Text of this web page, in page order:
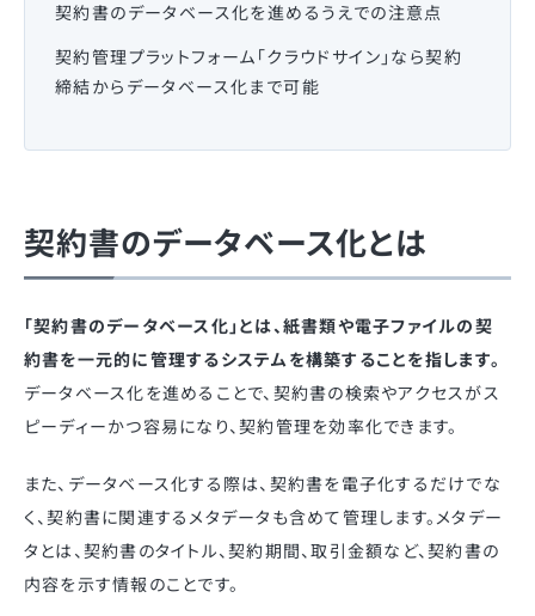
契約書のデータベース化を進めるうえでの注意点
契約管理プラットフォーム「クラウドサイン」なら契約
締結からデータベース化まで可能
契約書のデータベース化とは
「契約書のデータベース化」とは、紙書類や電子ファイルの契
約書を一元的に管理するシステムを構築することを指します。
データベース化を進めることで、契約書の検索やアクセスがス
ピーディーかつ容易になり、契約管理を効率化できます。
また、データベース化する際は、契約書を電子化するだけでな
く、契約書に関連するメタデータも含めて管理します。メタデー
タとは、契約書のタイトル、契約期間、取引金額など、契約書の
内容を示す情報のことです。